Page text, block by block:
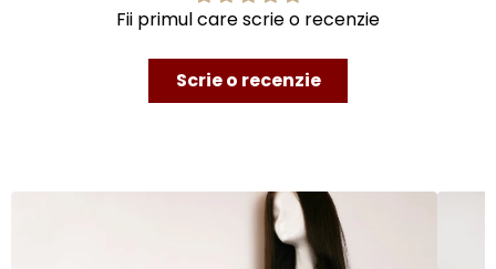
Fii primul care scrie o recenzie
Scrie o recenzie